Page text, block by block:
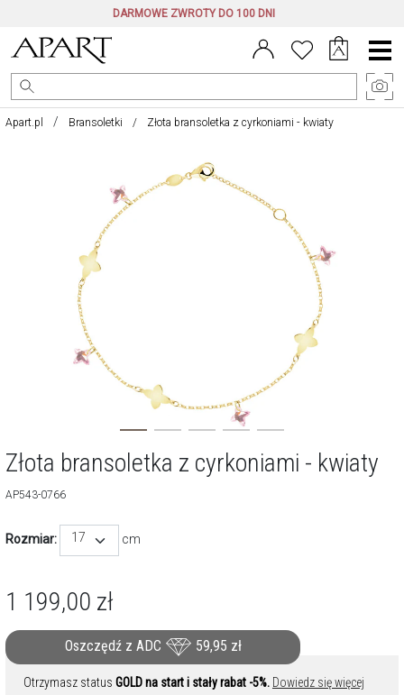
DARMOWE ZWROTY DO 100 DNI
Menu
główne
Apart.pl Bransoletki Złota bransoletka z cyrkoniami - kwiaty
Złota bransoletka z cyrkoniami - kwiaty
AP543-0766
Rozmiar: 17 cm
1 199,00 zł
Oszczędź z ADC 59,95 zł
Otrzymasz status GOLD na start i stały rabat -5%. Dowiedz się więcej